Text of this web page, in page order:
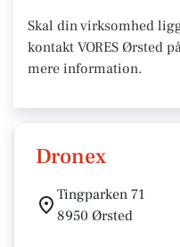
Skal din virksomhed
kontakt VORES Ørsted
mere information.
Dronex
Tingparken 71
8950 Ørsted